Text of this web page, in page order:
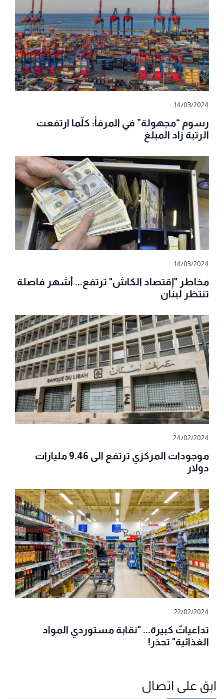
14/03/2024
رسوم “مجهولة” في المرفأ: كلّما ارتفعت
الرتبة زاد المبلغ
14/03/2024
مخاطر "إقتصاد الكاش" ترتفع... أشهر فاصلة
تنتظر لبنان
24/02/2024
موجودات المركزي ترتفع الى 9.46 مليارات
دولار
22/02/2024
تداعياتٌ كبيرة... "نقابة مستوردي المواد
الغذائية" تحذر!
ابق على اتصال